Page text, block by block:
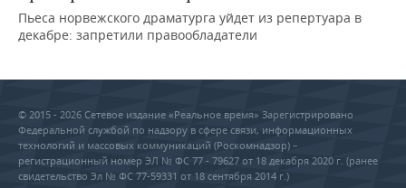
Пьеса норвежского драматурга уйдет из репертуара в
декабре: запретили правообладатели
© 2015 - 2026 Сетевое издание «Реальное время» Зарегистрировано
Федеральной службой по надзору в сфере связи, информационных
технологий и массовых коммуникаций (Роскомнадзор) –
регистрационный номер ЭЛ № ФС 77 - 79627 от 18 декабря 2020 г. (ранее
свидетельство Эл № ФС 77-59331 от 18 сентября 2014 г.)